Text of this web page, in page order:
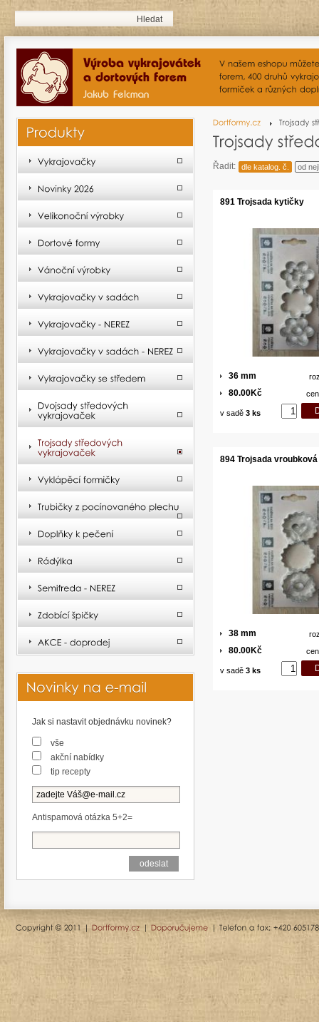
Řadit: dle katalog. č. od
891 Trojsada kytičky
36 mm
80.00Kč
v sadě 3 ks
894 Trojsada
38 mm
80.00Kč
v sadě 3 ks
Jak si nastavit objednávku novinek?
vše
akční nabídky
tip recepty
Antispamová otázka 5+2=